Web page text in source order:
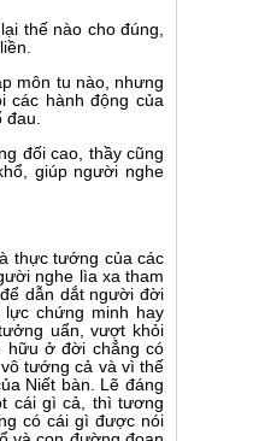
thế nào cho đúng,
môn tu nào, nhưng
các hành động của
đau.
đối cao, thầy cũng
giúp người nghe
thực tướng của các
nghe lìa xa tham
dẫn dắt người đời
chứng minh hay
uẩn, vượt khỏi
hữu ở đời chẳng có
tướng cả và vì thế
Niết bàn. Lẽ đáng
cái gì cả, thì tương
có cái gì được nói